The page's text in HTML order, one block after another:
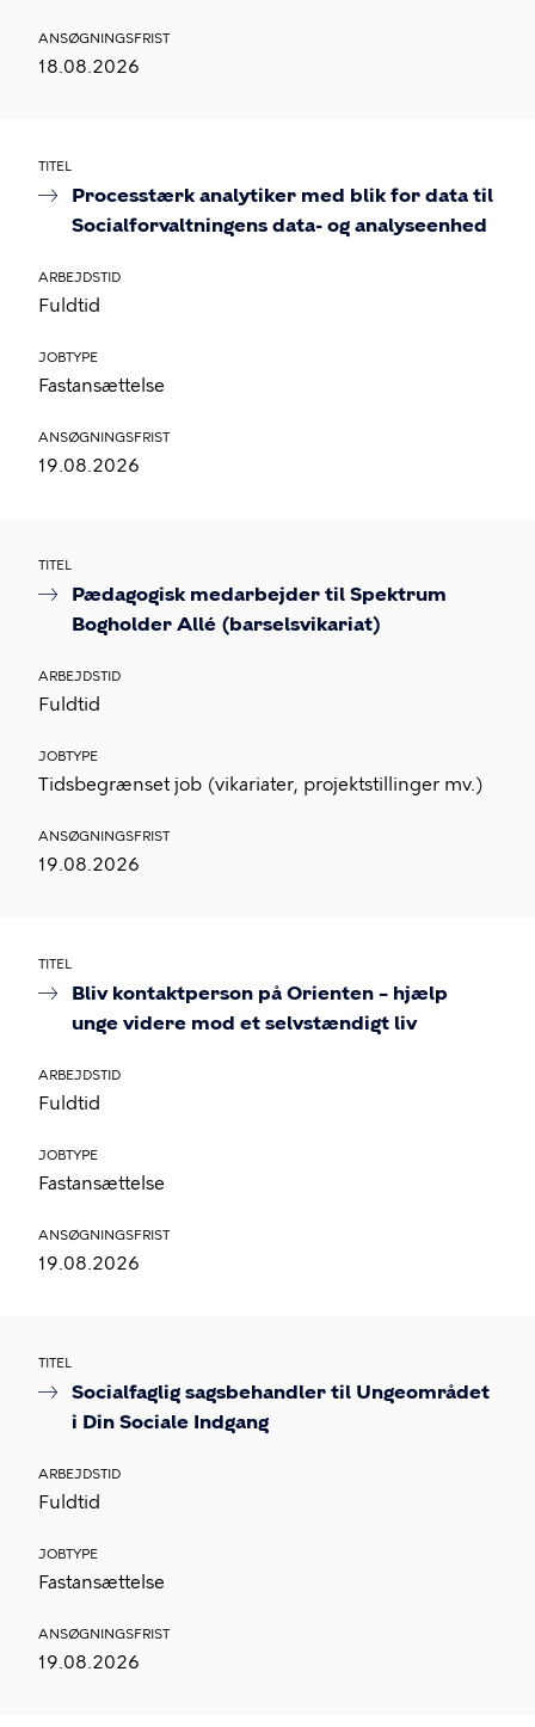
ANSØGNINGSFRIST
18.08.2026
TITEL
Processtærk analytiker med blik for data til
Socialforvaltningens data- og analyseenhed
ARBEJDSTID
Fuldtid
JOBTYPE
Fastansættelse
ANSØGNINGSFRIST
19.08.2026
TITEL
Pædagogisk medarbejder til Spektrum
Bogholder Allé (barselsvikariat)
ARBEJDSTID
Fuldtid
JOBTYPE
Tidsbegrænset job (vikariater, projektstillinger mv.)
ANSØGNINGSFRIST
19.08.2026
TITEL
Bliv kontaktperson på Orienten – hjælp
unge videre mod et selvstændigt liv
ARBEJDSTID
Fuldtid
JOBTYPE
Fastansættelse
ANSØGNINGSFRIST
19.08.2026
TITEL
Socialfaglig sagsbehandler til Ungeområdet
i Din Sociale Indgang
ARBEJDSTID
Fuldtid
JOBTYPE
Fastansættelse
ANSØGNINGSFRIST
19.08.2026